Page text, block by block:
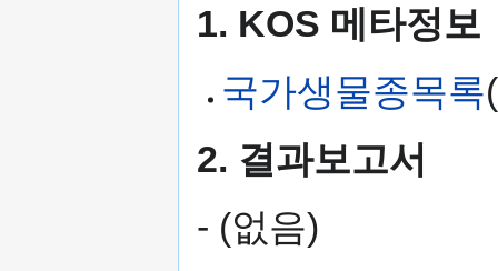
1. KOS 메타정보
국가생물종목록
2. 결과보고서
- (없음)